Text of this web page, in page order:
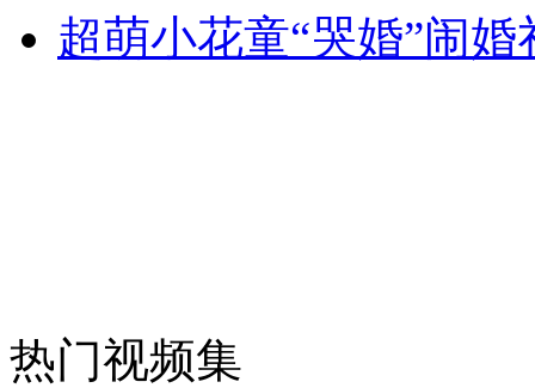
安徽一实载49人客车翻车
超萌小花童“哭婚”闹婚
热门视频集